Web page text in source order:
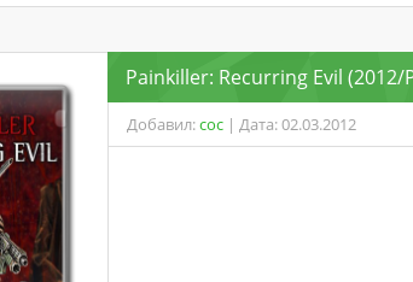
Painkiller: Recurring Evil (2012/
Добавил:coc | Дата: 02.03.2012